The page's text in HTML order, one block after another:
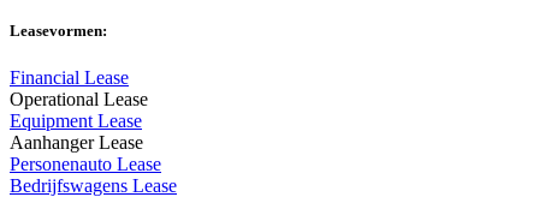
Leasevormen:
Financial Lease
Operational Lease
Equipment Lease
Aanhanger Lease
Personenauto Lease
Bedrijfswagens Lease